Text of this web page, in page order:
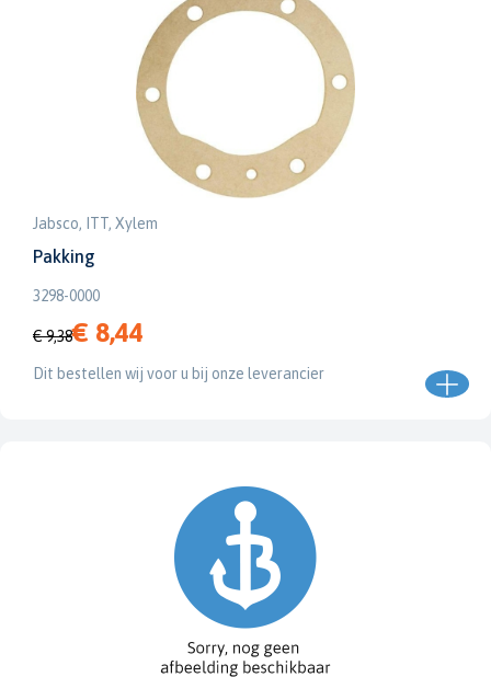
Jabsco, ITT, Xylem
Pakking
3298-0000
€ 9,38€ 8,44
Dit bestellen wij voor u bij onze leverancier